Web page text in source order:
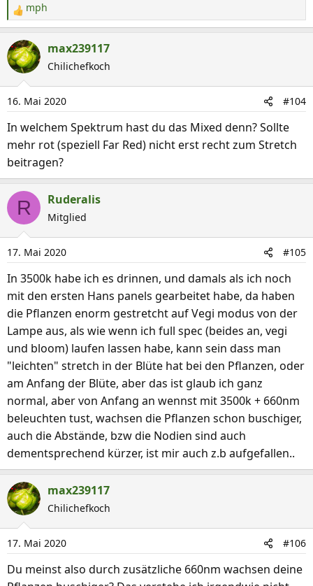
R
e
a
k
t
i
o
n
n
:
mph
max239117
Chilichefkoch
16. Mai 2020 #104
In welchem Spektrum hast du das Mixed denn? Sollte
mehr rot (speziell Far Red) nicht erst recht zum Stretch
beitragen?
R Ruderalis
Mitglied
17. Mai 2020 #105
In 3500k habe ich es drinnen, und damals als ich noch
mit den ersten Hans panels gearbeitet habe, da haben
die Pflanzen enorm gestretcht auf Vegi modus von der
Lampe aus, als wie wenn ich full spec (beides an, vegi
und bloom) laufen lassen habe, kann sein dass man
"leichten" stretch in der Blüte hat bei den Pflanzen, oder
am Anfang der Blüte, aber das ist glaub ich ganz
normal, aber von Anfang an wennst mit 3500k + 660nm
beleuchten tust, wachsen die Pflanzen schon buschiger,
auch die Abstände, bzw die Nodien sind auch
dementsprechend kürzer, ist mir auch z.b aufgefallen..
max239117
Chilichefkoch
17. Mai 2020 #106
Du meinst also durch zusätzliche 660nm wachsen deine